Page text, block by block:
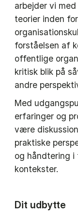
arbejder vi
teorier inden
forståelsen af
offentlige
kritisk blik på
andre
Med
erfaringer og
være
praktiske
og håndtering i
kontekster.
Dit udbytte